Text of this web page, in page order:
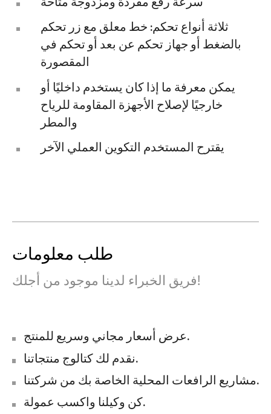
ثلاثة أنواع تحكم: خط معلق مع زر تحكم
بالضغط أو جهاز تحكم عن بعد أو تحكم في
المقصورة
يمكن معرفة ما إذا كان يستخدم داخليًا أو
خارجيًا لإصلاح الأجهزة المقاومة للرياح
والمطر
يقترح المستخدم التكوين العملي الآخر
طلب معلومات
فريق الخبراء لدينا موجود من أجلك!
عرض أسعار مجاني وسريع للمنتج.
نقدم لك كتالوج منتجاتنا.
مشاريع الرافعات المحلية الخاصة بك من شركتنا.
كن وكيلنا واكسب عمولة.